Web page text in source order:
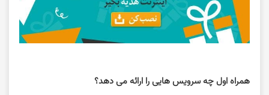
همراه اول چه سرویس هایی را ارائه می دهد؟